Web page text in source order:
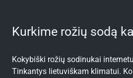
Kurkime rožių sodą
Kokybiški rožių sodinukai
Tinkantys lietuviškam klimatui.